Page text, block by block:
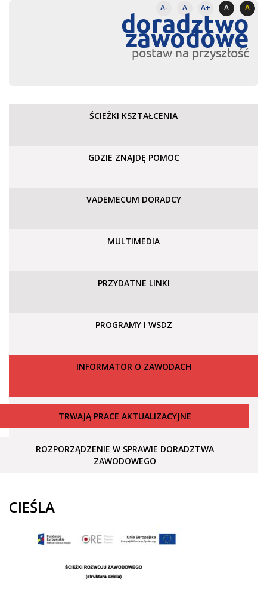
A- A A+ A A
doradztwo
zawodowe
postaw na przyszłość
ŚCIEŻKI KSZTAŁCENIA
GDZIE ZNAJDĘ POMOC
VADEMECUM DORADCY
MULTIMEDIA
PRZYDATNE LINKI
PROGRAMY I WSDZ
INFORMATOR O ZAWODACH
TRWAJĄ PRACE AKTUALIZACYJNE
ROZPORZĄDZENIE W SPRAWIE DORADZTWA
ZAWODOWEGO
CIEŚLA